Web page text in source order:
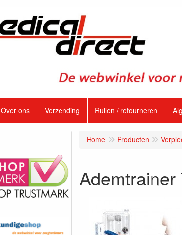
Over ons Verzending Ruilen / retourneren
Home Producten
Ademtrainer